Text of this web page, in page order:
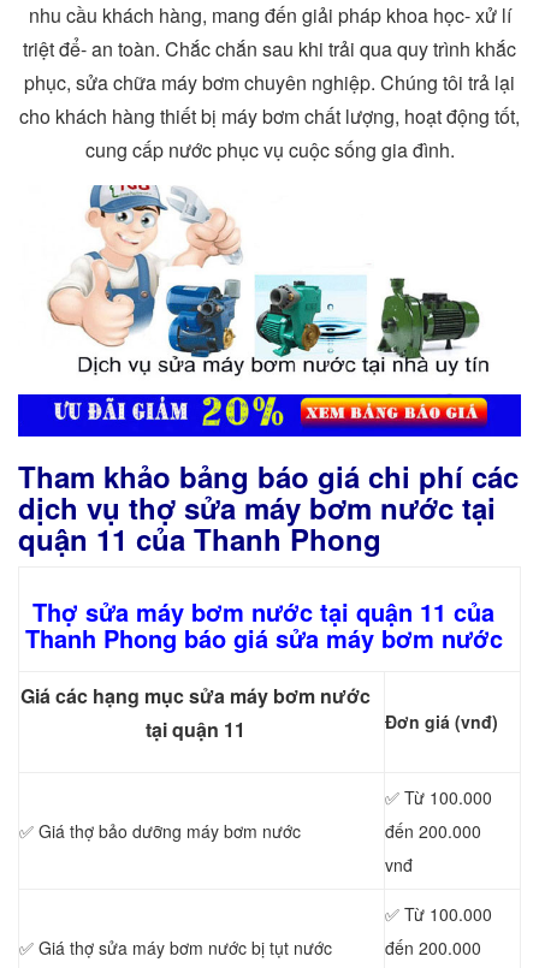
nhu cầu khách hàng, mang đến giải pháp khoa học- xử lí
triệt để- an toàn. Chắc chắn sau khi trải qua quy trình khắc
phục, sửa chữa máy bơm chuyên nghiệp. Chúng tôi trả lại
cho khách hàng thiết bị máy bơm chất lượng, hoạt động tốt,
cung cấp nước phục vụ cuộc sống gia đình.
Tham khảo bảng báo giá chi phí các
dịch vụ thợ sửa máy bơm nước tại
quận 11 của Thanh Phong
Thợ sửa máy bơm nước tại quận 11 của
Thanh Phong báo giá sửa máy bơm nước
Giá các hạng mục sửa máy bơm nước
tại quận 11
Đơn giá (vnđ)
✅ Giá thợ bảo dưỡng máy bơm nước
✅ Từ 100.000
đến 200.000
vnđ
✅ Giá thợ sửa máy bơm nước bị tụt nước
✅ Từ 100.000
đến 200.000